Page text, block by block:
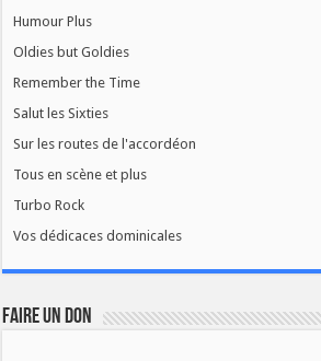
Humour Plus
Oldies but Goldies
Remember the Time
Salut les Sixties
Sur les routes de l'accordéon
Tous en scène et plus
Turbo Rock
Vos dédicaces dominicales
FAIRE UN DON